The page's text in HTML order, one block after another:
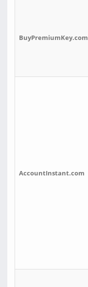
BuyPremiumKey.com
AccountInstant.com